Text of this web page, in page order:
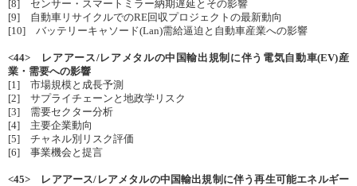
[8] センサー・スマートミラー納期遅延とその影響
[9] 自動車リサイクルでのRE回収プロジェクトの最新動向
[10] バッテリーキャソード(Lan)需給逼迫と自動車産業への影響
<44> レアアース/レアメタルの中国輸出規制に伴う電気自動車(EV)産
業・需要への影響
[1] 市場規模と成長予測
[2] サプライチェーンと地政学リスク
[3] 需要セクター分析
[4] 主要企業動向
[5] チャネル別リスク評価
[6] 事業機会と提言
<45> レアアース/レアメタルの中国輸出規制に伴う再生可能エネルギー